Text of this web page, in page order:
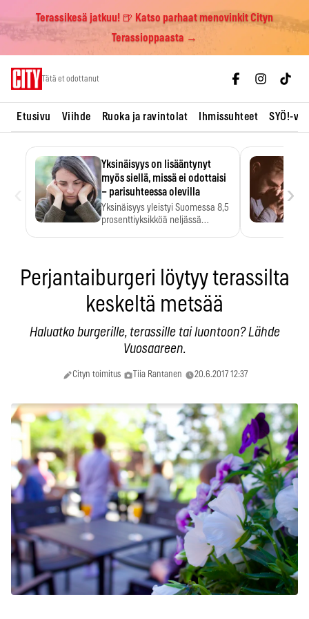
Terassikesä jatkuu! 🍺 Katso parhaat menovinkit Cityn
Terassioppaasta →
Tätä et odottanut
Etusivu Viihde Ruoka ja ravintolat Ihmissuhteet SYÖ!-
Yksinäisyys on lisääntynyt
myös siellä, missä ei odottaisi
– parisuhteessa olevilla
Yksinäisyys yleistyi Suomessa 8,5
prosenttiyksikköä neljässä
›
Perjantaiburgeri löytyy terassilta
keskeltä metsää
Haluatko burgerille, terassille tai luontoon? Lähde
Vuosaareen.
Cityn toimitus Tiia Rantanen 20.6.2017 12:37